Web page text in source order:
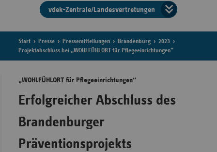
vdek-Zentrale/Landesvertretungen
der
Start Presse Pressemitteilungen Brandenburg
2023
Projektabschluss bei „WOHLFÜHLORT für Pflegeeinrichtungen“
„WOHLFÜHLORT für Pflegeeinrichtungen“
Erfolgreicher Abschluss des
Brandenburger
Präventionsprojekts